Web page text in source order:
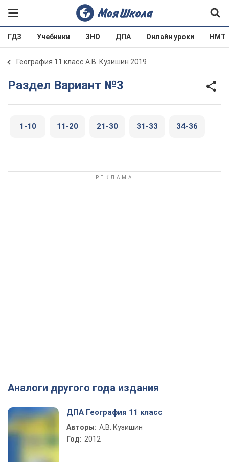
ГДЗ Учебники ЗНО ДПА Онлайн уроки НМТ
География 11 класс А.В. Кузишин 2019
Раздел Вариант №3
1-10 11-20 21-30 31-33 34-36
Аналоги другого года издания
ДПА География 11 класс
Авторы: А.В. Кузишин
Год: 2012